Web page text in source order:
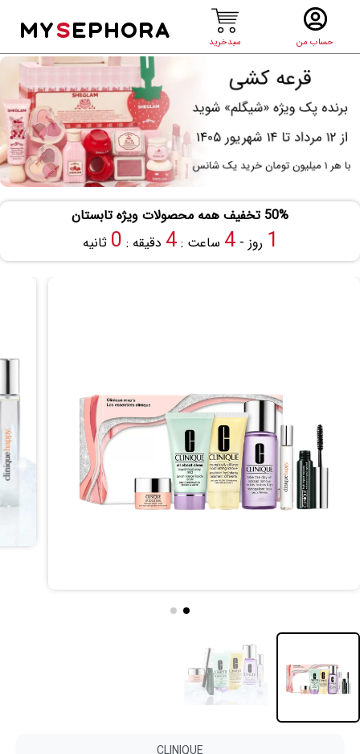
حساب من سبدخرید
MYSEPHORA
50% تخفیف همه محصولات ویژه تابستان
1 روز -4 ساعت :4 دقیقه : 0 ثانیه